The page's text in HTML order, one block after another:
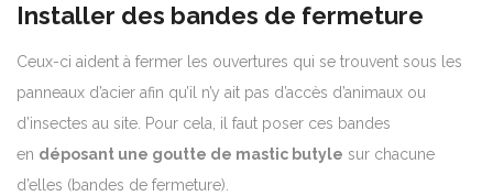
Installer des bandes de fermeture
Ceux-ci aident à fermer les ouvertures qui se trouvent sous les
panneaux d’acier afin qu’il n’y ait pas d’accès d’animaux ou
d’insectes au site. Pour cela, il faut poser ces bandes
en déposant une goutte de mastic butyle sur chacune
d’elles (bandes de fermeture).